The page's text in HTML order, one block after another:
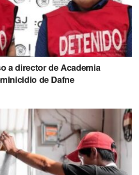
a director de Academia
de Dafne